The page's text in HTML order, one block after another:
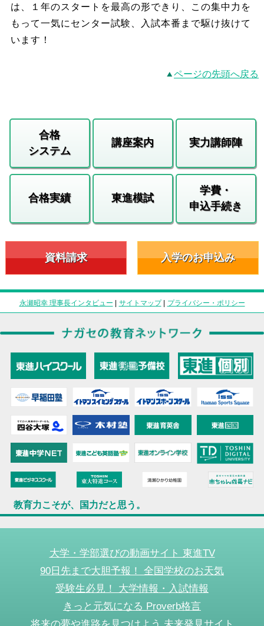
は、１年のスタートを最高の形できり、この集中力を
もって一気にセンター試験、入試本番まで駆け抜けて
います！
ページの先頭へ戻る
合格
システム
講座案内 実力講師陣
合格実績 東進模試
学費・
申込手続き
資料請求 入学のお申込み
永瀬昭幸 理事長インタビュー サイトマップ| プライバシー・ポリシー
教育力こそが、国力だと思う。
大学・学部選びの動画サイト 東進TV
90日先まで大胆予報！ 全国学校のお天気
受験生必見！ 大学情報・入試情報
きっと元気になる Proverb格言
将来の夢や進路を見つけよう 未来発見サイト